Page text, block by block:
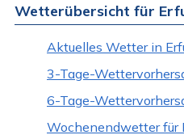
Wetterübersicht für
Aktuelles Wetter in
3-Tage-
6-Tage-
Wochenendwetter für